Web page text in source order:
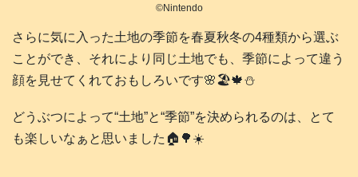
©️Nintendo
さらに気に入った土地の季節を春夏秋冬の4種類から選ぶ
ことができ、それにより同じ土地でも、季節によって違う
顔を見せてくれておもしろいです🌸🏖️🍁⛄️
どうぶつによって“土地”と“季節”を決められるのは、とて
も楽しいなぁと思いました🏠️🌳☀️